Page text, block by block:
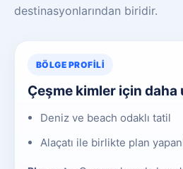
destinasyonlarından biridir.
BÖLGE PROFILI
Çeşme kimler için daha
Deniz ve beach odaklı tatil
Alaçatı ile birlikte plan